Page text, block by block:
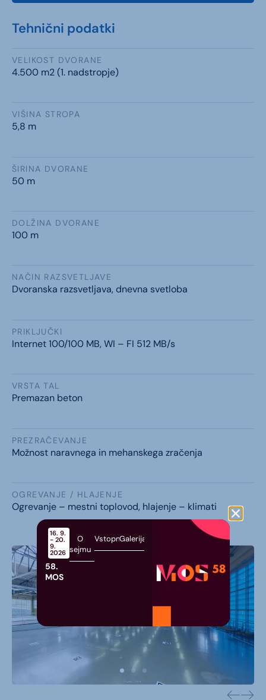
Tehnični podatki
VELIKOST DVORANE
4.500 m2 (1. nadstropje)
VIŠINA STROPA
5,8 m
ŠIRINA DVORANE
50 m
DOLŽINA DVORANE
100 m
NAČIN RAZSVETLJAVE
Dvoranska razsvetljava, dnevna svetloba
PRIKLJUČKI
Internet 100/100 MB, WI – FI 512 MB/s
VRSTA TAL
Premazan beton
PREZRAČEVANJE
Možnost naravnega in mehanskega zračenja
OGREVANJE / HLAJENJE
Ogrevanje – mestni toplovod, hlajenje – klimati
58.
MOS
16. 9.
- 20.
9.
2026
O
sejmu
VstopniceGalerija